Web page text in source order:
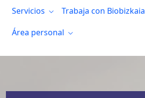
Servicios
Trabaja con Biobizkaia
Área personal